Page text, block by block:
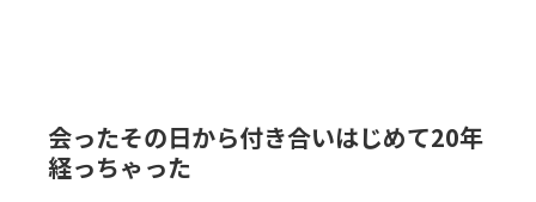
会ったその日から付き合いはじめて20年
経っちゃった